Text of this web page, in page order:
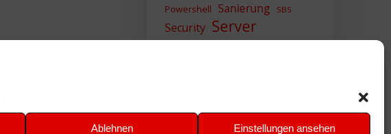
Ablehnen Einstellungen ansehen
Powershell Sanierung SBS
Security Server
Sicherheit SIEM
VMWare VPN WAZUH